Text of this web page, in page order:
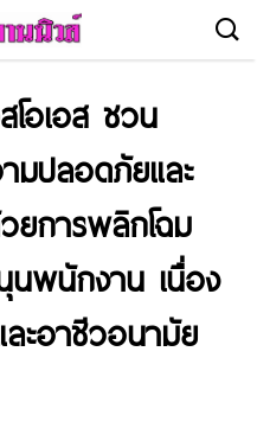
โอเอส ชวน
มปลอดภัยและ
ยการพลิกโฉม
พนักงาน เนื่อง
ะอาชีวอนามัย